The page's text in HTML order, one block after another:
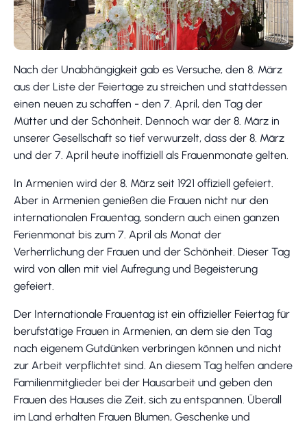
Nach der Unabhängigkeit gab es Versuche, den 8. März
aus der Liste der Feiertage zu streichen und stattdessen
einen neuen zu schaffen - den 7. April, den Tag der
Mütter und der Schönheit. Dennoch war der 8. März in
unserer Gesellschaft so tief verwurzelt, dass der 8. März
und der 7. April heute inoffiziell als Frauenmonate gelten.
In Armenien wird der 8. März seit 1921 offiziell gefeiert.
Aber in Armenien genießen die Frauen nicht nur den
internationalen Frauentag, sondern auch einen ganzen
Ferienmonat bis zum 7. April als Monat der
Verherrlichung der Frauen und der Schönheit. Dieser Tag
wird von allen mit viel Aufregung und Begeisterung
gefeiert.
Der Internationale Frauentag ist ein offizieller Feiertag für
berufstätige Frauen in Armenien, an dem sie den Tag
nach eigenem Gutdünken verbringen können und nicht
zur Arbeit verpflichtet sind. An diesem Tag helfen andere
Familienmitglieder bei der Hausarbeit und geben den
Frauen des Hauses die Zeit, sich zu entspannen. Überall
im Land erhalten Frauen Blumen, Geschenke und